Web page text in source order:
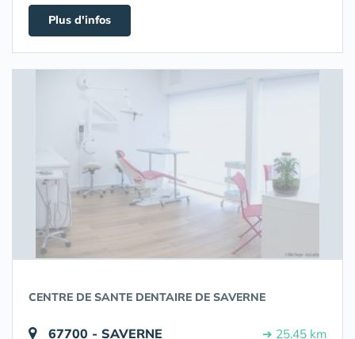
Plus d'infos
CENTRE DE SANTE DENTAIRE DE SAVERNE
67700 - SAVERNE ➔ 25.45 km